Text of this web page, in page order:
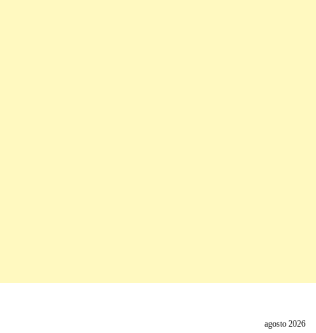
agosto 2026